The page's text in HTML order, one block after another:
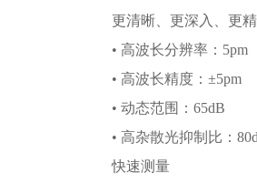
更清晰、更深入、更
• 高波长分辨率：5pm
• 高波长精度：±5pm
• 动态范围：65dB
• 高杂散光抑制比：
快速测量